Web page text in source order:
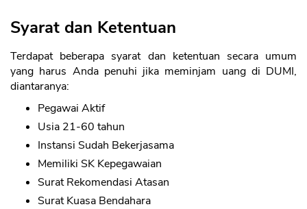
Syarat dan Ketentuan
Terdapat beberapa syarat dan ketentuan secara umum
yang harus Anda penuhi jika meminjam uang di DUMI,
diantaranya:
Pegawai Aktif
Usia 21-60 tahun
Instansi Sudah Bekerjasama
Memiliki SK Kepegawaian
Surat Rekomendasi Atasan
Surat Kuasa Bendahara